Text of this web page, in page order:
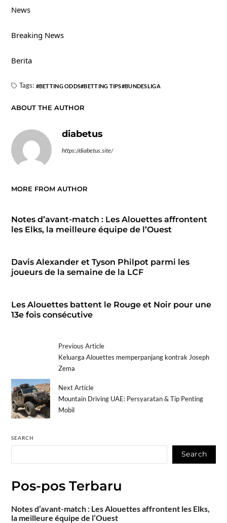
News
Breaking News
Berita
Tags: BETTING ODDS BETTING TIPS BUNDESLIGA
ABOUT THE AUTHOR
diabetus
https://diabetus.site/
MORE FROM AUTHOR
Notes d’avant-match : Les Alouettes affrontent
les Elks, la meilleure équipe de l’Ouest
Davis Alexander et Tyson Philpot parmi les
joueurs de la semaine de la LCF
Les Alouettes battent le Rouge et Noir pour une
13e fois consécutive
Previous Article
Keluarga Alouettes memperpanjang kontrak Joseph
Zema
Next Article
Mountain Driving UAE: Persyaratan & Tip Penting
Mobil
SEARCH
Search
Pos-pos Terbaru
Notes d’avant-match : Les Alouettes affrontent les Elks,
la meilleure équipe de l’Ouest